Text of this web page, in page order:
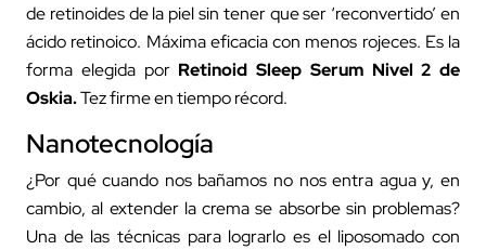
de retinoides de la piel sin tener que ser ‘reconvertido’ en
ácido retinoico. Máxima eficacia con menos rojeces. Es la
forma elegida porRetinoid Sleep Serum Nivel2 de
Oskia.Tez firme en tiempo récord.
Nanotecnología
¿Por qué cuando nos bañamos no nos entra agua y, en
cambio, al extender la crema se absorbe sin problemas?
Una de las técnicas para lograrlo es el liposomado con